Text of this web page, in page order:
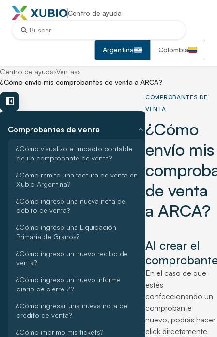
Centro de ayuda
search
Argentina Colombia
Centro de ayuda›Ventas›
¿Cómo envío mis comprobantes de venta a ARCA?
left_panel_close
Comprobantes de venta expand_more
¿Cómo visualizo el impacto contable
de un comprobante de venta?
¿Cómo remito una factura de venta en
Xubio Argentina?
¿Cómo ingreso una nueva nota de
débito de venta?
¿Cómo ingreso una Liquidación
Primaria de Granos?
¿Cómo ingreso un nuevo recibo de
venta?
¿Cómo ingreso un nuevo informe
diario de cierre Z?
¿Cómo ingresar una nueva nota de
crédito de venta?
¿Cómo imprimo mis tickets?
COMPROBANTES DE
VENTA
¿Cómo
envío mis
de venta
a ARCA?
Al crear el
En el caso de que
estés
confeccionando un
comprobante
nuevo, podrás hacer
click directamente